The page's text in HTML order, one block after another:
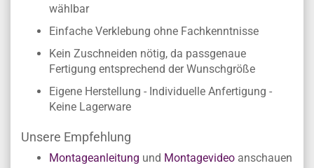
wählbar
Einfache Verklebung ohne Fachkenntnisse
Kein Zuschneiden nötig, da passgenaue
Fertigung entsprechend der Wunschgröße
Eigene Herstellung - Individuelle Anfertigung -
Keine Lagerware
Unsere Empfehlung
Montageanleitung und Montagevideo anschauen